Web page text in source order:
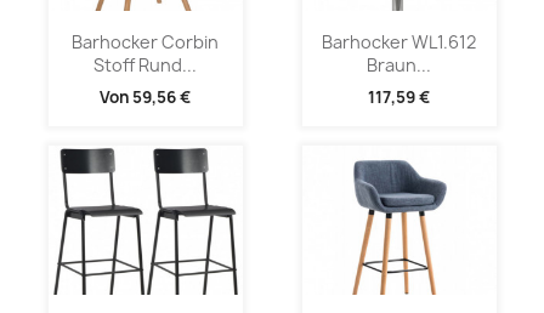
Barhocker Corbin
Stoff Rund...
Von 59,56 €
Barhocker WL1.612
Braun...
117,59 €